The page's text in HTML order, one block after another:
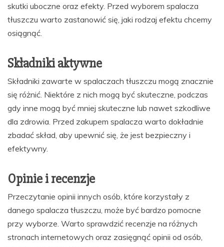
skutki uboczne oraz efekty. Przed wyborem spalacza
tłuszczu warto zastanowić się, jaki rodzaj efektu chcemy
osiągnąć.
Składniki aktywne
Składniki zawarte w spalaczach tłuszczu mogą znacznie
się różnić. Niektóre z nich mogą być skuteczne, podczas
gdy inne mogą być mniej skuteczne lub nawet szkodliwe
dla zdrowia. Przed zakupem spalacza warto dokładnie
zbadać skład, aby upewnić się, że jest bezpieczny i
efektywny.
Opinie i recenzje
Przeczytanie opinii innych osób, które korzystały z
danego spalacza tłuszczu, może być bardzo pomocne
przy wyborze. Warto sprawdzić recenzje na różnych
stronach internetowych oraz zasięgnąć opinii od osób,